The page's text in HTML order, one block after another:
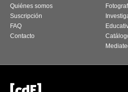
Quiénes somos
Suscripción
FAQ
Contacto